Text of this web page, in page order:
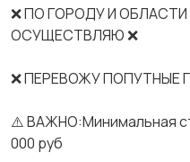
❌ ПО ГОРОДУ И ОБЛАСТИ
ОСУЩЕСТВЛЯЮ ❌
❌ ПЕРЕВОЖУ ПОПУТНЫЕ
⚠️ ВАЖНО:Минимальная
000 руб